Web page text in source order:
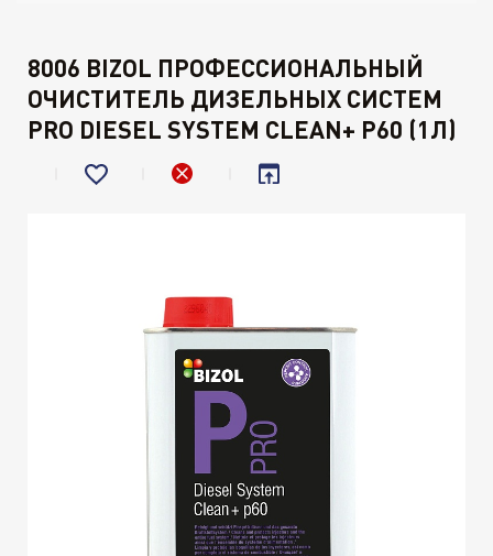
8006 BIZOL ПРОФЕССИОНАЛЬНЫЙ
ОЧИСТИТЕЛЬ ДИЗЕЛЬНЫХ СИСТЕМ
PRO DIESEL SYSTEM CLEAN+ P60 (1Л)